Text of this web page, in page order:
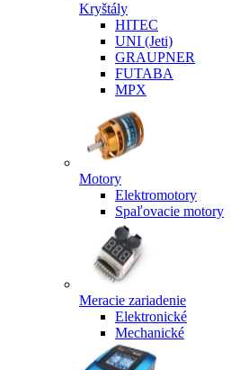
Kryštály
HITEC
UNI (Jeti)
GRAUPNER
FUTABA
MPX
Motory
Elektromotory
Spaľovacie motory
Meracie zariadenie
Elektronické
Mechanické